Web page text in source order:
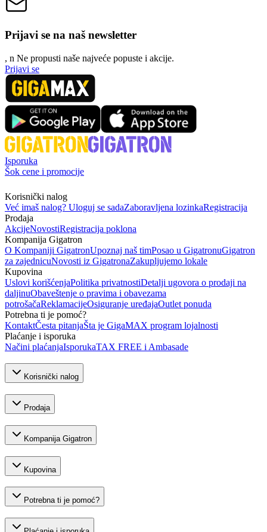
Prijavi se na naš newsletter
, n Ne propusti naše najveće popuste i akcije.
Prijavi se
Isporuka
Šok cene i promocije
Korisnički nalog
Već imaš nalog? Uloguj se sadaZaboravljena lozinkaRegistracija
Prodaja
AkcijeNovostiRegistracija poklona
Kompanija Gigatron
O Kompaniji GigatronUpoznaj naš timPosao u GigatronuGigatron
za zajednicuNovosti iz GigatronaZakupljujemo lokale
Kupovina
Uslovi korišćenjaPolitika privatnostiDetalji ugovora o prodaji na
daljinuObaveštenje o pravima i obavezama
potrošačaReklamacijeOsiguranje uređajaOutlet ponuda
Potrebna ti je pomoć?
KontaktČesta pitanjaŠta je GigaMAX program lojalnosti
Plaćanje i isporuka
Načini plaćanjaIsporukaTAX FREE i Ambasade
Korisnički nalog
Prodaja
Kompanija Gigatron
Kupovina
Potrebna ti je pomoć?